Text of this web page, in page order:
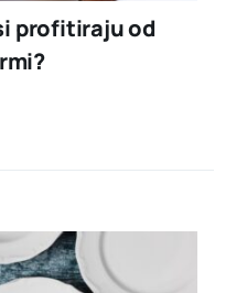
profitiraju od